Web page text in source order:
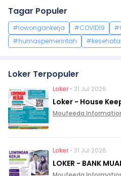
Tagar Populer
#lowongankerja #COVID19
#humaspemerintah
Loker Terpopuler
Loker • 31 Jul 2026
Loker - House
Moufeeda
Loker • 31 Jul 2026
LOKER - BANK